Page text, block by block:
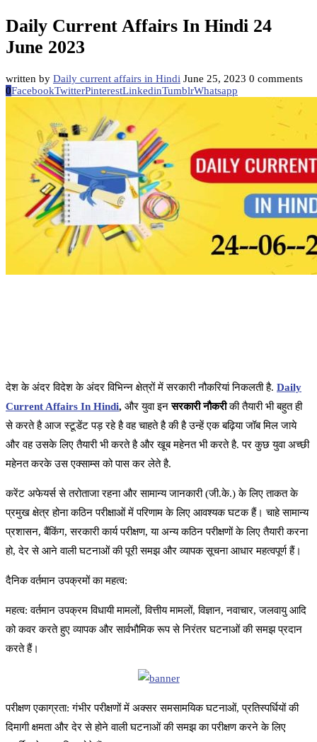
Daily Current Affairs In Hindi 24
June 2023
written by Daily current affairs in Hindi June 25, 2023 0 comments
0FacebookTwitterPinterestLinkedinTumblrWhatsapp
देश के अंदर विदेश के अंदर विभिन्न क्षेत्रों में सरकारी नौकरियां निकलती है. Daily
Current Affairs In Hindi, और युवा इनसरकारी नौकरीकी तैयारी भी बहुत ही
से करते है आज स्टूडेंट पड़ रहे है वह चाहते है की है उन्हें एक बढ़िया जॉब मिल जाये
और वह उसके लिए तैयारी भी करते है और खूब महेनत भी करते है. पर कुछ युवा अच्छी
महेनत करके उस एक्साम्स को पास कर लेते है.
करेंट अफेयर्स से तरोताजा रहना और सामान्य जानकारी (जी.के.) के लिए ताकत के
प्रमुख क्षेत्र होना कठिन परीक्षाओं में परिणाम के लिए आवश्यक घटक हैं। चाहे सामान्य
प्रशासन, बैंकिंग, सरकारी कार्य परीक्षण, या अन्य कठिन परीक्षणों के लिए तैयारी करना
हो, देर से आने वाली घटनाओं की पूरी समझ और व्यापक सूचना आधार महत्वपूर्ण हैं।
दैनिक वर्तमान उपक्रमों का महत्व:
महत्व: वर्तमान उपक्रम विधायी मामलों, वित्तीय मामलों, विज्ञान, नवाचार, जलवायु आदि
को कवर करते हुए व्यापक और सार्वभौमिक रूप से निरंतर घटनाओं की समझ प्रदान
करते हैं।
परीक्षण एकाग्रता: गंभीर परीक्षणों में अक्सर समसामयिक घटनाओं, प्रतिस्पर्धियों की
दिमागी क्षमता और देर से होने वाली घटनाओं की समझ का परीक्षण करने के लिए